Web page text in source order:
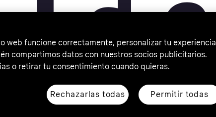
AB (publ). Sveavägen 46,
web funcione correctamente, personalizar tu experiencia
compartimos datos con nuestros socios publicitarios.
o retirar tu consentimiento cuando quieras.
Rechazarlas todas Permitir todas